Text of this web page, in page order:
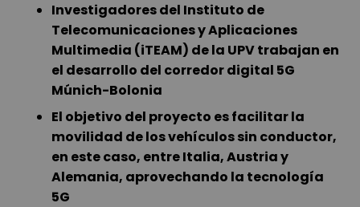
Investigadores del Instituto de
Telecomunicaciones y Aplicaciones
Multimedia (iTEAM) de la UPV trabajan en
el desarrollo del corredor digital 5G
Múnich-Bolonia
El objetivo del proyecto es facilitar la
movilidad de los vehículos sin conductor,
en este caso, entre Italia, Austria y
Alemania, aprovechando la tecnología
5G